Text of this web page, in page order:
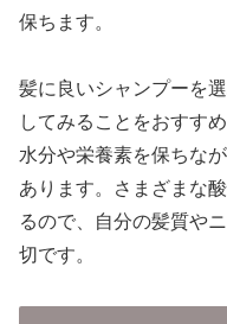
保ちます。
髪に良いシャンプーを
してみることをおすす
水分や栄養素を保ちな
あります。さまざまな
るので、自分の髪質や
切です。